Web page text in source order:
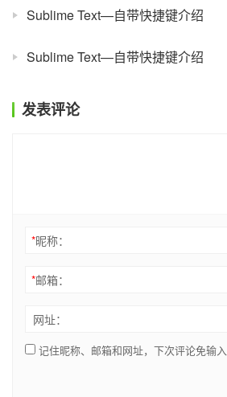
Sublime Text—自带快捷键介绍
Sublime Text—自带快捷键介绍
发表评论
*昵称：
*邮箱：
网址：
记住昵称、邮箱和网址，下次评论免输入